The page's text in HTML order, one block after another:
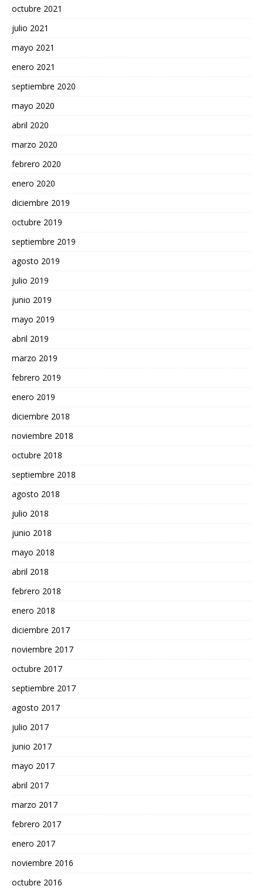
octubre 2021
julio 2021
mayo 2021
enero 2021
septiembre 2020
mayo 2020
abril 2020
marzo 2020
febrero 2020
enero 2020
diciembre 2019
octubre 2019
septiembre 2019
agosto 2019
julio 2019
junio 2019
mayo 2019
abril 2019
marzo 2019
febrero 2019
enero 2019
diciembre 2018
noviembre 2018
octubre 2018
septiembre 2018
agosto 2018
julio 2018
junio 2018
mayo 2018
abril 2018
febrero 2018
enero 2018
diciembre 2017
noviembre 2017
octubre 2017
septiembre 2017
agosto 2017
julio 2017
junio 2017
mayo 2017
abril 2017
marzo 2017
febrero 2017
enero 2017
noviembre 2016
octubre 2016